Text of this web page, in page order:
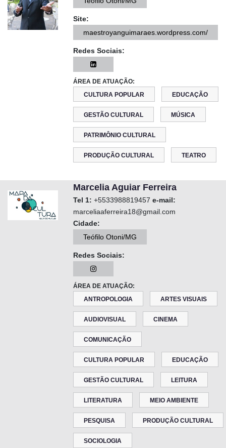
Site:
maestroyanguimaraes.wordpress.com/
Redes Sociais:
ÁREA DE ATUAÇÃO:
CULTURA POPULAR
EDUCAÇÃO
GESTÃO CULTURAL MÚSICA
PATRIMÔNIO CULTURAL
PRODUÇÃO CULTURAL TEATRO
Marcelia Aguiar Ferreira
Tel 1: +5533988819457 e-mail:
marceliaaferreira18@gmail.com
Cidade:
Teófilo Otoni/MG
Redes Sociais:
ÁREA DE ATUAÇÃO:
ANTROPOLOGIA
ARTES VISUAIS
AUDIOVISUAL CINEMA
COMUNICAÇÃO
CULTURA POPULAR EDUCAÇÃO
GESTÃO CULTURAL LEITURA
LITERATURA MEIO AMBIENTE
PESQUISA PRODUÇÃO CULTURAL
SOCIOLOGIA